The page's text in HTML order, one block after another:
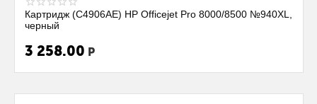
Картридж (C4906АE) HP Officejet Pro 8000/8500 №940XL,
черный
3 258.00 Р